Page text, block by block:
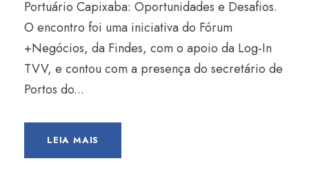
Portuário Capixaba: Oportunidades e Desafios.
O encontro foi uma iniciativa do Fórum
+Negócios, da Findes, com o apoio da Log-In
TVV, e contou com a presença do secretário de
Portos do...
LEIA MAIS